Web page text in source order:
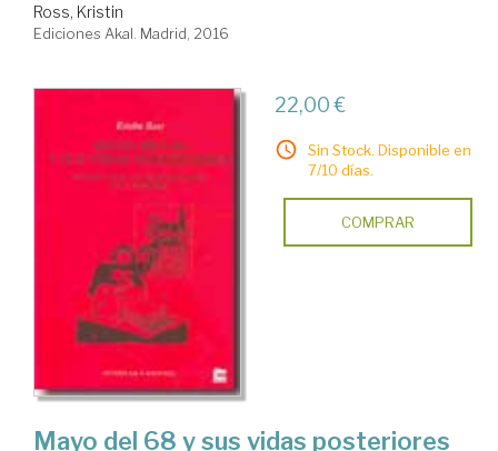
Ross, Kristin
Ediciones Akal. Madrid, 2016
22,00 €
Sin Stock. Disponible en
7/10 días.
COMPRAR
Mayo del 68 y sus vidas posteriores